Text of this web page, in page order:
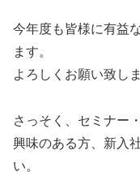
今年度も皆様に有益
ます。
よろしくお願い致しま
さっそく、セミナー
興味のある方、新入
い。